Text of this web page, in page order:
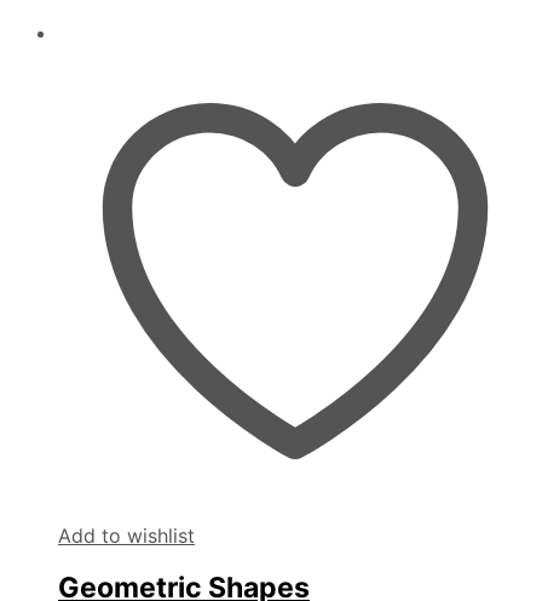
Add to wishlist
Geometric Shapes